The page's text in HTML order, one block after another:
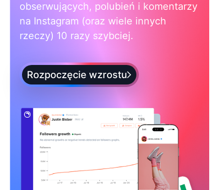
obserwujących, polubień i komentarzy
na Instagram (oraz wiele innych
rzeczy) 10 razy szybciej.
Rozpoczęcie wzrostu